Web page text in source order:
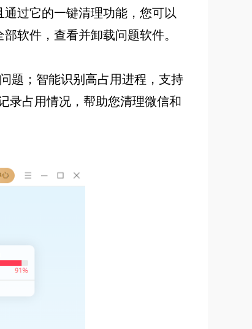
过它的一键清理功能，您可以
软件，查看并卸载问题软件。
题；智能识别高占用进程，支持
录占用情况，帮助您清理微信和